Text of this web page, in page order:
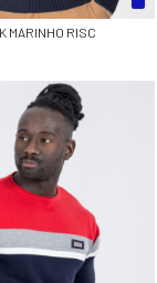
MARINHO RISC